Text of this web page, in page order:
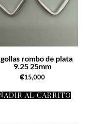
rombo de plata
9.25 25mm
₡15,000
AL CARRITO